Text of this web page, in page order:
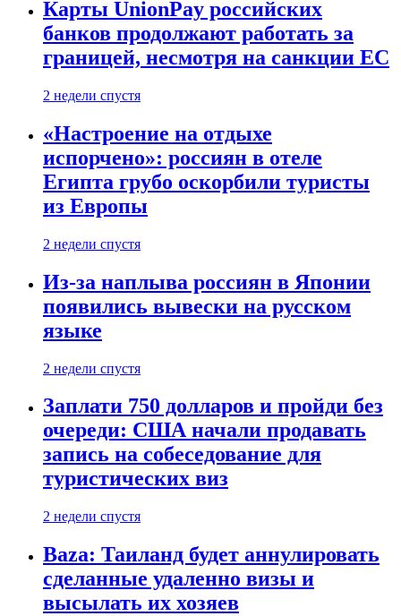
Карты UnionPay российских
банков продолжают работать за
границей, несмотря на санкции ЕС
2 недели спустя
«Настроение на отдыхе
испорчено»: россиян в отеле
Египта грубо оскорбили туристы
из Европы
2 недели спустя
Из-за наплыва россиян в Японии
появились вывески на русском
языке
2 недели спустя
Заплати 750 долларов и пройди без
очереди: США начали продавать
запись на собеседование для
туристических виз
2 недели спустя
Baza: Таиланд будет аннулировать
сделанные удаленно визы и
высылать их хозяев